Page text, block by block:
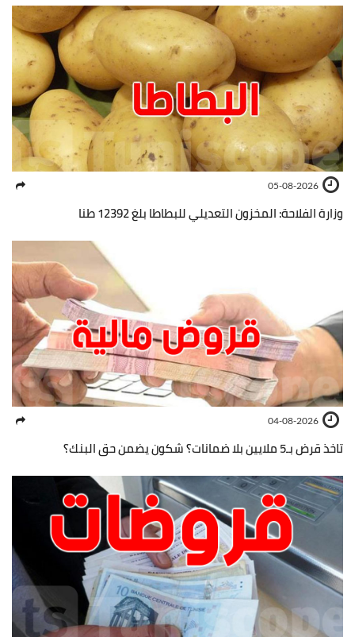
05-08-2026
وزارة الفلاحة: المخزون التعديلي للبطاطا بلغ 12392 طنا
04-08-2026
تاخذ قرض بـ5 ملايين بلا ضمانات؟ شكون يضمن حق البنك؟